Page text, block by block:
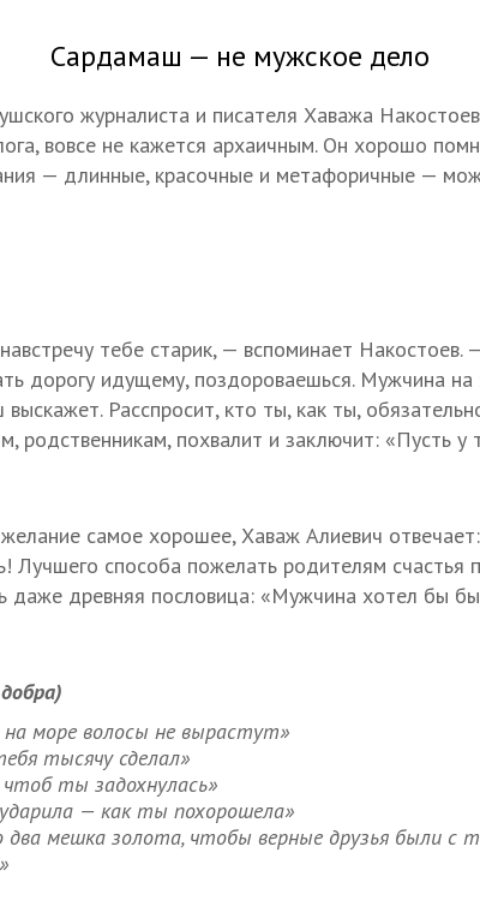
Сардамаш — не мужское дело
журналиста и писателя Хаважа
вовсе не кажется архаичным. Он хорошо
— длинные, красочные и метафоричные —
тебе старик, — вспоминает Накостоев.
дорогу идущему, поздороваешься. Мужчина на
Расспросит, кто ты, как ты,
родственникам, похвалит и заключит: «Пусть у
самое хорошее, Хаваж Алиевич
Лучшего способа пожелать родителям счастья
даже древняя пословица: «Мужчина хотел бы
море волосы не вырастут»
тысячу сделал»
ты задохнулась»
— как ты похорошела»
мешка золота, чтобы верные друзья были с